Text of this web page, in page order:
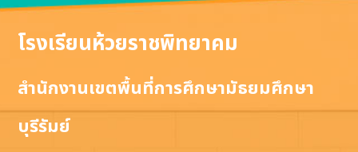
โรงเรียนห้วยราชพิทยาคม
สำนักงานเขตพื้นที่การศึกษามัธยมศึกษา
บุรีรัมย์